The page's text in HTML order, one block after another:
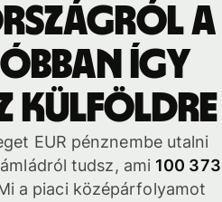
a
így
külföldre
EUR pénznembe utalni
tudsz, ami 100 373
a piaci középárfolyamot